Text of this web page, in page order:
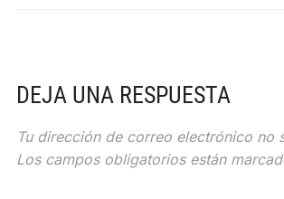
DEJA UNA RESPUESTA
Tu dirección de correo electrónico no
Los campos obligatorios están